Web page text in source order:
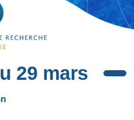
29 mars